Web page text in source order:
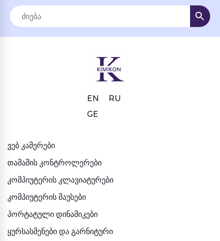
ვებ კამერები
თამაშის კონტროლერები
კომპიუტერის კლავიატურები
კომპიუტერის მაუსები
EN
RU
GE
პორტატული დინამიკები
ყურსასმენები და გარნიტური